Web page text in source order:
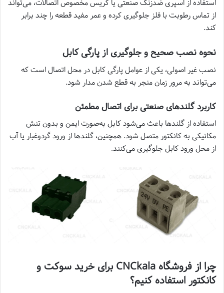
استفاده از اسپری ضدزنگ صنعتی یا گریس مخصوص اتصالات، می‌تواند
از تماس رطوبت با فلز جلوگیری کرده و عمر مفید قطعه را چند برابر
کند.
نحوه نصب صحیح و جلوگیری از پارگی کابل
نصب غیر اصولی، یکی از عوامل پارگی کابل در محل اتصال است که
می‌تواند به مرور زمان منجر به قطع شدن مدار شود.
کاربرد گلندهای صنعتی برای اتصال مطمئن
استفاده از گلندها باعث می‌شود کابل به‌صورت ایمن و بدون تنش
مکانیکی به کانکتور متصل شود. همچنین، گلندها از ورود گردوغبار یا آب
از محل ورود کابل جلوگیری می‌کنند.
چرا از فروشگاه CNCkala برای خرید سوکت و
کانکتور استفاده کنیم؟